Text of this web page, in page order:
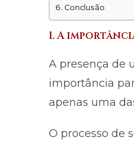
Conclusão
1. A
A presença de
importância
apenas uma
O processo de